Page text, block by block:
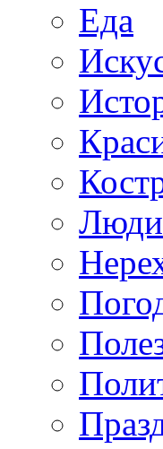
Еда
Люди